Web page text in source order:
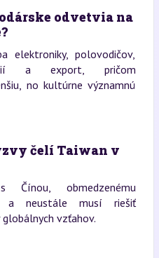
odvetvia na
elektroniky, polovodičov,
a export, pričom
no kultúrne významnú
čelí Taiwan v
obmedzenému
a neustále musí riešiť
vzťahov.